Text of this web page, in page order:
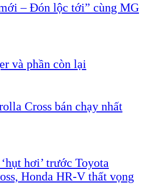
– Đón lộc tới” cùng MG
và phần còn lại
Cross bán chạy nhất
hơi’ trước Toyota
Honda HR-V thất vọng